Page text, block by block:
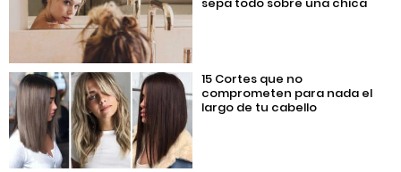
15 Cortes que no
comprometen para nada el
largo de tu cabello